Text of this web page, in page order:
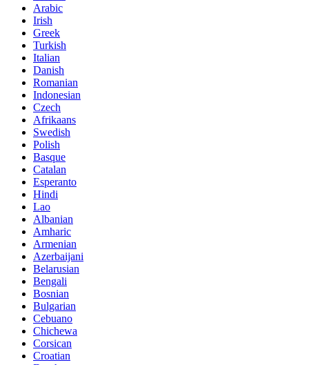
Arabic
Irish
Greek
Turkish
Italian
Danish
Romanian
Indonesian
Czech
Afrikaans
Swedish
Polish
Basque
Catalan
Esperanto
Hindi
Lao
Albanian
Amharic
Armenian
Azerbaijani
Belarusian
Bengali
Bosnian
Bulgarian
Cebuano
Chichewa
Corsican
Croatian